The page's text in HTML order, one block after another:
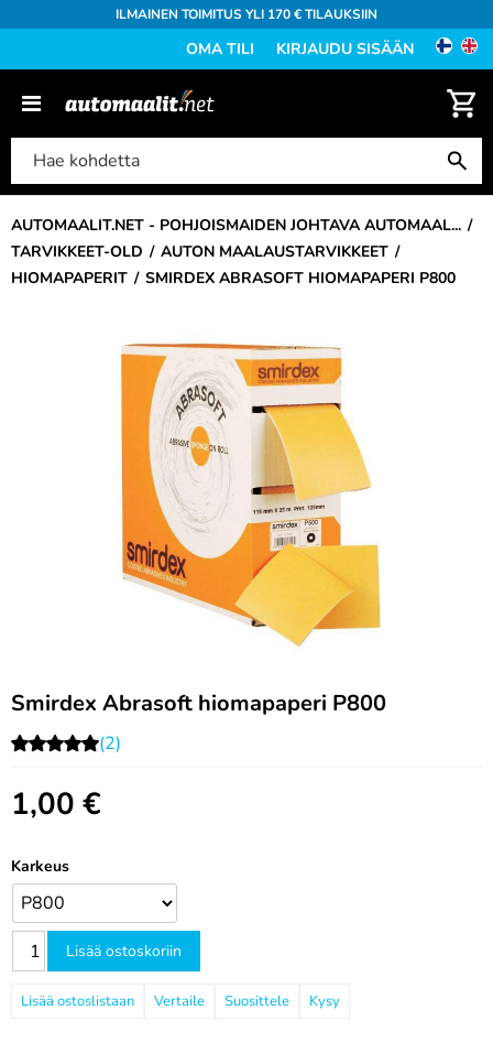
ILMAINEN TOIMITUS YLI 170 € TILAUKSIIN
OMA TILI KIRJAUDU SISÄÄN
AUTOMAALIT.NET - POHJOISMAIDEN JOHTAVA AUTOMAAL...
TARVIKKEET-OLD
AUTON MAALAUSTARVIKKEET
HIOMAPAPERIT
SMIRDEX ABRASOFT HIOMAPAPERI P800
Smirdex Abrasoft hiomapaperi P800
(2)
1,00 €
Karkeus
Lisää ostoskoriin
Vertaile Suosittele Kysy